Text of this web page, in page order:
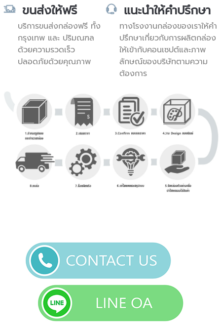
ขนส่งให้ฟรี แนะนำให้คำปรึกษา
บริการขนส่งกล่องฟรี ทั้ง
กรุงเทพ และ ปริมณฑล
ด้วยความรวดเร็ว
ปลอดภัยด้วยคุณภาพ
ทางโรงงานกล่องของเราให้คำ
ปรึกษาเกี่ยวกับการผลิตกล่อง
ให้เข้ากับคอนเซปต์และภาพ
ลักษณ์ของบริษัทตามความ
ต้องการ